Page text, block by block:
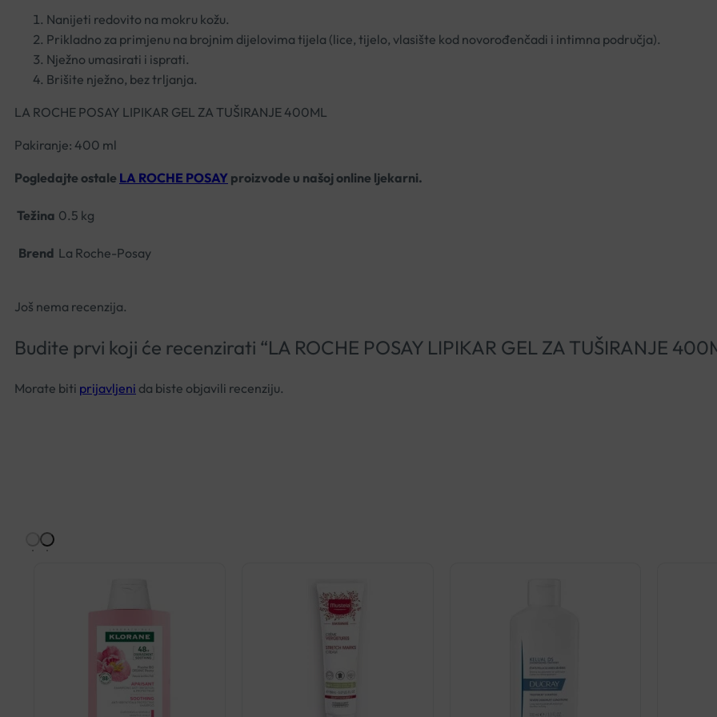
Nanijeti redovito na mokru kožu.
Prikladno za primjenu na brojnim dijelovima tijela (lice, tijelo, vlasište kod novorođenčadi i intimna područja).
Nježno umasirati i isprati.
Brišite nježno, bez trljanja.
LA ROCHE POSAY LIPIKAR GEL ZA TUŠIRANJE 400ML
Pakiranje: 400 ml
Pogledajte ostale LA ROCHE POSAY proizvode u našoj online ljekarni.
Težina 0.5 kg
Brend La Roche-Posay
Još nema recenzija.
Budite prvi koji će recenzirati “LA ROCHE POSAY LIPIKAR GEL ZA TUŠIRANJE
Morate biti prijavljeni da biste objavili recenziju.